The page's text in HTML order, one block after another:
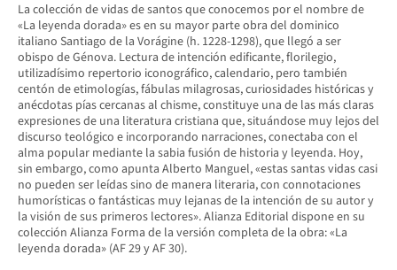
La colección de vidas de santos que conocemos por el nombre de
«La leyenda dorada» es en su mayor parte obra del dominico
italiano Santiago de la Vorágine (h. 1228-1298), que llegó a ser
obispo de Génova. Lectura de intención edificante, florilegio,
utilizadísimo repertorio iconográfico, calendario, pero también
centón de etimologías, fábulas milagrosas, curiosidades históricas y
anécdotas pías cercanas al chisme, constituye una de las más claras
expresiones de una literatura cristiana que, situándose muy lejos del
discurso teológico e incorporando narraciones, conectaba con el
alma popular mediante la sabia fusión de historia y leyenda. Hoy,
sin embargo, como apunta Alberto Manguel, «estas santas vidas casi
no pueden ser leídas sino de manera literaria, con connotaciones
humorísticas o fantásticas muy lejanas de la intención de su autor y
la visión de sus primeros lectores». Alianza Editorial dispone en su
colección Alianza Forma de la versión completa de la obra: «La
leyenda dorada» (AF 29 y AF 30).